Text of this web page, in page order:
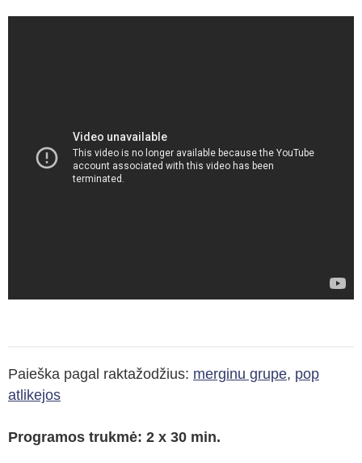
Paieška pagal raktažodžius: merginu grupe, pop
atlikejos
Programos trukmė: 2 x 30 min.